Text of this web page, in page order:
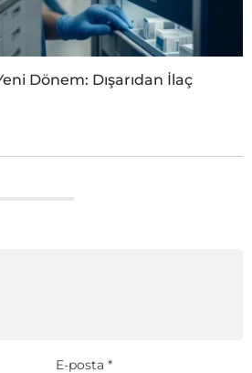
Dönem: Dışarıdan İlaç
E-posta*